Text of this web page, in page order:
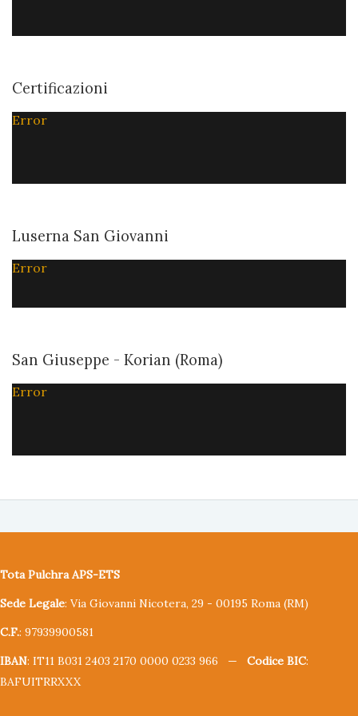
Certificazioni
Error
Luserna San Giovanni
Error
San Giuseppe - Korian (Roma)
Error
Tota Pulchra APS-ETS
Sede Legale: Via Giovanni Nicotera, 29 - 00195 Roma (RM)
C.F.: 97939900581
IBAN: IT11 B031 2403 2170 0000 0233 966 — Codice BIC:
BAFUITRRXXX